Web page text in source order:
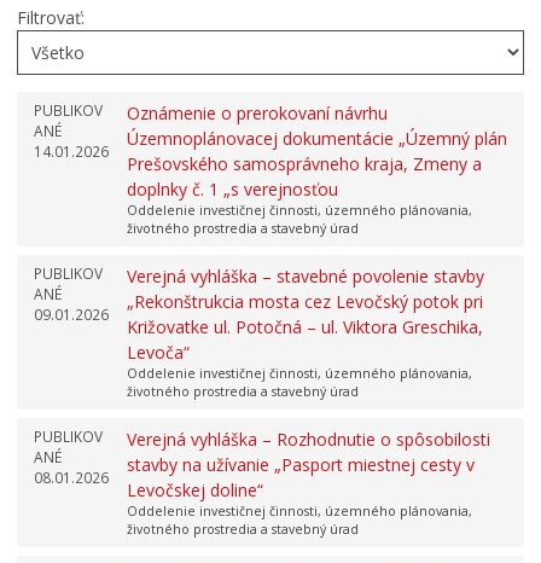
Filtrovať:
PUBLIKOV
ANÉ
14.01.2026
Oznámenie o prerokovaní návrhu
Územnoplánovacej dokumentácie „Územný plán
Prešovského samosprávneho kraja, Zmeny a
doplnky č. 1 „s verejnosťou
Oddelenie investičnej činnosti, územného plánovania,
životného prostredia a stavebný úrad
PUBLIKOV
ANÉ
09.01.2026
Verejná vyhláška – stavebné povolenie stavby
„Rekonštrukcia mosta cez Levočský potok pri
Križovatke ul. Potočná – ul. Viktora Greschika,
Levoča“
Oddelenie investičnej činnosti, územného plánovania,
životného prostredia a stavebný úrad
PUBLIKOV
ANÉ
08.01.2026
Verejná vyhláška – Rozhodnutie o spôsobilosti
stavby na užívanie „Pasport miestnej cesty v
Levočskej doline“
Oddelenie investičnej činnosti, územného plánovania,
životného prostredia a stavebný úrad